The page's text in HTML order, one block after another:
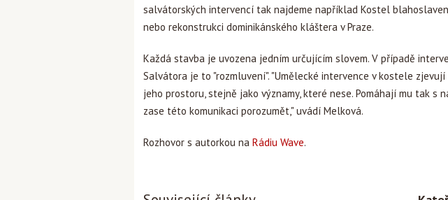
salvátorských intervencí tak najdeme například Kostel
nebo rekonstrukci dominikánského kláštera v Praze.
Každá stavba je uvozena jedním určujícím slovem. V případě
Salvátora je to "rozmluvení". "Umělecké intervence v kostele
jeho prostoru, stejně jako významy, které nese. Pomáhají mu tak s
zase této komunikaci porozumět," uvádí Melková.
Rozhovor s autorkou na Rádiu Wave.